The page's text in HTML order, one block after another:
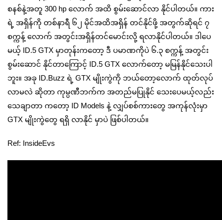
စနစ်နဲ့အတူ 300 hp လောက် အထိ စွမ်းဆောင်လာ နိုင်ပါတယ်။ ကား
ရဲ့ အရှိန်ကို တစ်နာရီ ၆၂ မိုင်အထိအရှိန် တင်နိုင်ဖို့ အတွက်ဆိုရင် ၇
စက္ကန့် လောက် အတွင်းအရှိန်တင်မောင်းလို့ ရလာနိုင်ပါတယ်။ ဒါပေ
မယ့် ID.5 GTX မှာတုန်းကတော့ ဒီ ပမာဏကိုပဲ ၆.၃ စက္ကန့် အတွင်း
စွမ်းဆောင် နိုင်တာကြောင့် ID.5 GTX လောက်တော့ မမြန်နိုင်သေးပါ
ဘူး။ အခု ID.Buzz ရဲ့ GTX မျိုးကွဲကို ဘယ်တော့လောက် ထုတ်လုပ်
လာမလဲ ဆိုတာ ကုမ္ပဏီဘက်က အတည်မပြုနိုင် သေးပေမယ့်လည်း
သေချာတာ ကတော့ ID Models နဲ့ လျှပ်စစ်ကားတွေ အကုန်လုံးမှာ
GTX မျိုးကွဲတွေ ရရှိ လာနိုင် မှာပဲ ဖြစ်ပါတယ်။
Ref: InsideEvs